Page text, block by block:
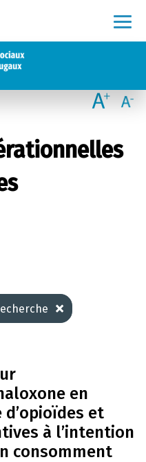
en
et
à l’intention
consomment